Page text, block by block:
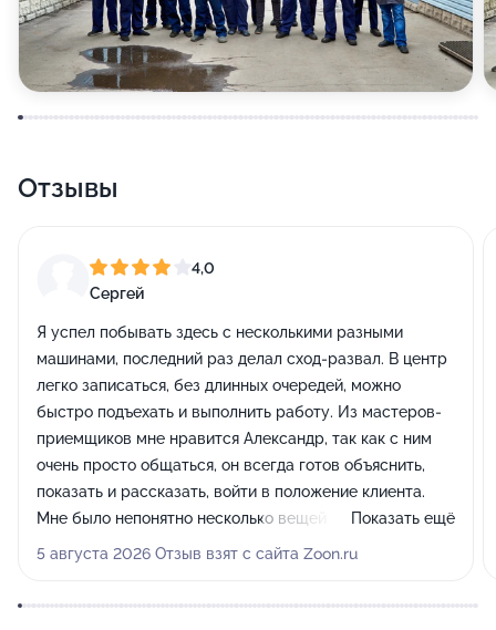
Отзывы
4,0
Сергей
Я успел побывать здесь с несколькими разными
машинами, последний раз делал сход-развал. В центр
легко записаться, без длинных очередей, можно
быстро подъехать и выполнить работу. Из мастеров-
приемщиков мне нравится Александр, так как с ним
очень просто общаться, он всегда готов объяснить,
показать и рассказать, войти в положение клиента.
Мне было непонятно несколько вещей по ремонту, но
он всегда помогал разобраться.
Показать ещё
5 августа 2026 Отзыв взят с сайта Zoon.ru